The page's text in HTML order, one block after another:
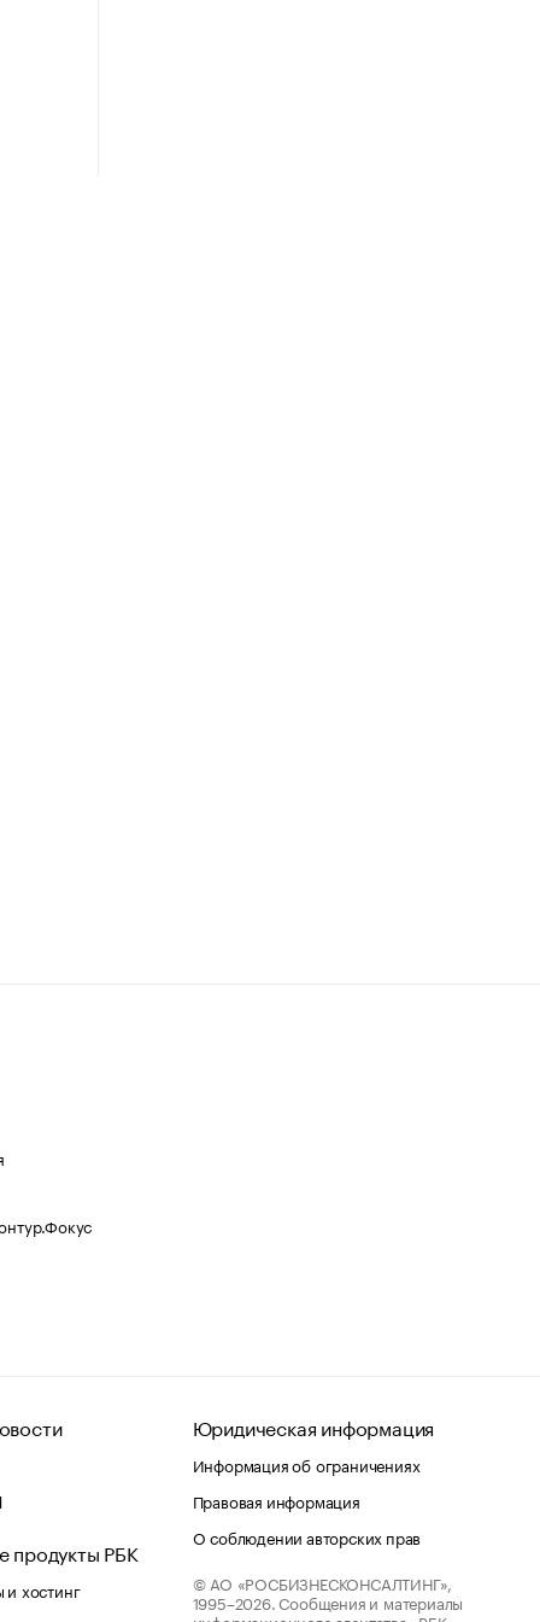
продукты РБК
хостинг
Юридическая информация
Информация об ограничениях
Правовая информация
О соблюдении авторских прав
© АО «РОСБИЗНЕСКОНСАЛТИНГ»,
1995–2026. Сообщения и материалы